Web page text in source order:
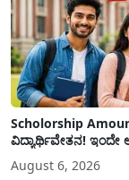
Scholorship
ವಿದ್ಯಾರ್ಥಿವೇತನ! ಇಂದೇ
August 6, 2026